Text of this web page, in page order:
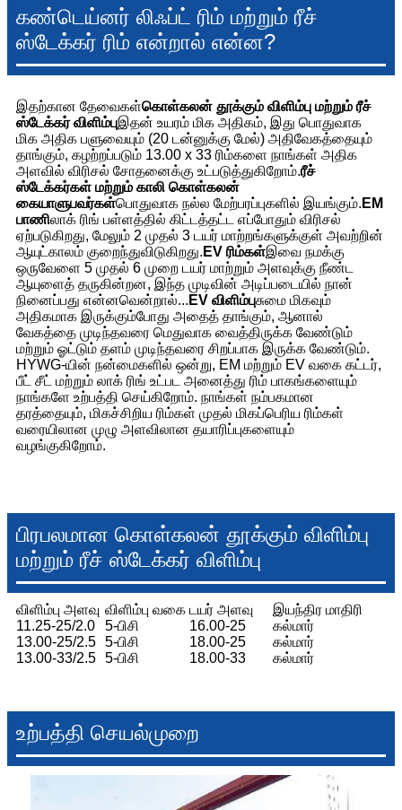
கண்டெய்னர் லிஃப்ட் ரிம் மற்றும் ரீச்
ஸ்டேக்கர் ரிம் என்றால் என்ன?
இதற்கான தேவைகள்கொள்கலன் தூக்கும் விளிம்பு மற்றும் ரீச்
ஸ்டேக்கர் விளிம்புஇதன் உயரம் மிக அதிகம், இது பொதுவாக
மிக அதிக பளுவையும் (20 டன்னுக்கு மேல்) அதிவேகத்தையும்
தாங்கும், கழற்றப்படும் 13.00 x 33 ரிம்களை நாங்கள் அதிக
அளவில் விரிசல் சோதனைக்கு உட்படுத்துகிறோம்.ரீச்
ஸ்டேக்கர்கள் மற்றும் காலி கொள்கலன்
கையாளுபவர்கள்பொதுவாக நல்ல மேற்பரப்புகளில் இயங்கும். EM
பாணிலாக் ரிங் பள்ளத்தில் கிட்டத்தட்ட எப்போதும் விரிசல்
ஏற்படுகிறது, மேலும் 2 முதல் 3 டயர் மாற்றங்களுக்குள் அவற்றின்
ஆயுட்காலம் குறைந்துவிடுகிறது. EV ரிம்கள்இவை நமக்கு
ஒருவேளை 5 முதல் 6 முறை டயர் மாற்றும் அளவுக்கு நீண்ட
ஆயுளைத் தருகின்றன, இந்த முடிவின் அடிப்படையில் நான்
நினைப்பது என்னவென்றால்... EV விளிம்புசுமை மிகவும்
அதிகமாக இருக்கும்போது அதைத் தாங்கும், ஆனால்
வேகத்தை முடிந்தவரை மெதுவாக வைத்திருக்க வேண்டும்
மற்றும் ஓட்டும் தளம் முடிந்தவரை சிறப்பாக இருக்க வேண்டும்.
HYWG-யின் நன்மைகளில் ஒன்று, EM மற்றும் EV வகை கட்டர்,
பீட் சீட் மற்றும் லாக் ரிங் உட்பட அனைத்து ரிம் பாகங்களையும்
நாங்களே உற்பத்தி செய்கிறோம். நாங்கள் நம்பகமான
தரத்தையும், மிகச்சிறிய ரிம்கள் முதல் மிகப்பெரிய ரிம்கள்
வரையிலான முழு அளவிலான தயாரிப்புகளையும்
வழங்குகிறோம்.
பிரபலமான கொள்கலன் தூக்கும் விளிம்பு
மற்றும் ரீச் ஸ்டேக்கர் விளிம்பு
விளிம்பு அளவு விளிம்பு வகை டயர் அளவு
இயந்திர மாதிரி
11.25-25/2.0
5-பிசி 16.00-25
கல்மார்
13.00-25/2.5 5-பிசி 18.00-25
கல்மார்
13.00-33/2.5 5-பிசி 18.00-33 கல்மார்
உற்பத்தி செயல்முறை